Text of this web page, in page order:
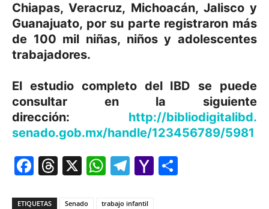
Chiapas, Veracruz, Michoacán, Jalisco y
Guanajuato, por su parte registraron más
de 100 mil niñas, niños y adolescentes
trabajadores.
El estudio completo del IBD se puede
consultar en la siguiente
dirección: http://bibliodigitalibd.
senado.gob.mx/handle/123456789/5981
Facebook
Threads
X WhatsApp
Telegram
Yahoo
ETIQUETAS Senado trabajo infantil